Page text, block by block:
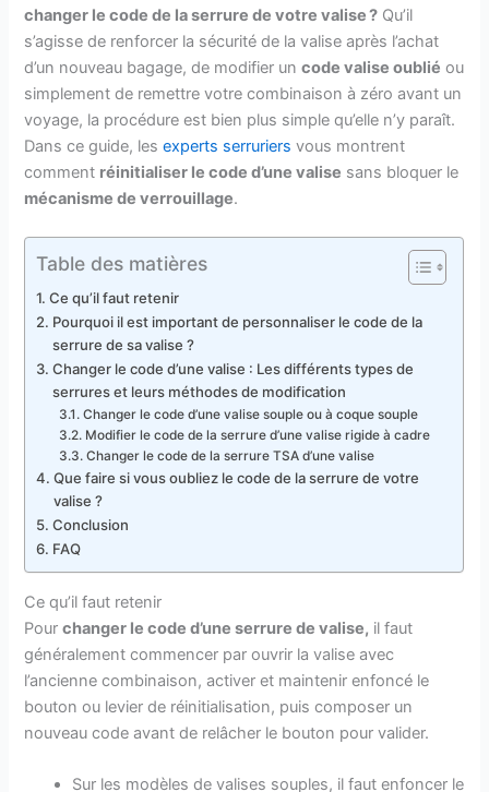
changer le code de la serrure de votre valise ? Qu’il
s’agisse de renforcer la sécurité de la valise après l’achat
d’un nouveau bagage, de modifier uncode valise oublié ou
simplement de remettre votre combinaison à zéro avant un
voyage, la procédure est bien plus simple qu’elle n’y paraît.
Dans ce guide, lesexperts serruriers vous montrent
comment réinitialiser le code d’une valise sans bloquer le
mécanisme de verrouillage.
Table des matières
Ce qu’il faut retenir
Pourquoi il est important de personnaliser le code de la
serrure de sa valise ?
Changer le code d’une valise : Les différents types de
serrures et leurs méthodes de modification
Changer le code d’une valise souple ou à coque souple
Modifier le code de la serrure d’une valise rigide à cadre
Changer le code de la serrure TSA d’une valise
Que faire si vous oubliez le code de la serrure de votre
valise ?
Conclusion
FAQ
Ce qu’il faut retenir
Pourchanger le code d’une serrure de valise, il faut
généralement commencer par ouvrir la valise avec
l’ancienne combinaison, activer et maintenir enfoncé le
bouton ou levier de réinitialisation, puis composer un
nouveau code avant de relâcher le bouton pour valider.
Sur les modèles de valises souples, il faut enfoncer le